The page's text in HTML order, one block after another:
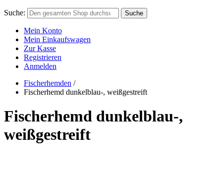
Suche: Suche
Mein Konto
Mein Einkaufswagen
Zur Kasse
Registrieren
Anmelden
Fischerhemden /
Fischerhemd dunkelblau-, weißgestreift
Fischerhemd dunkelblau-,
weißgestreift